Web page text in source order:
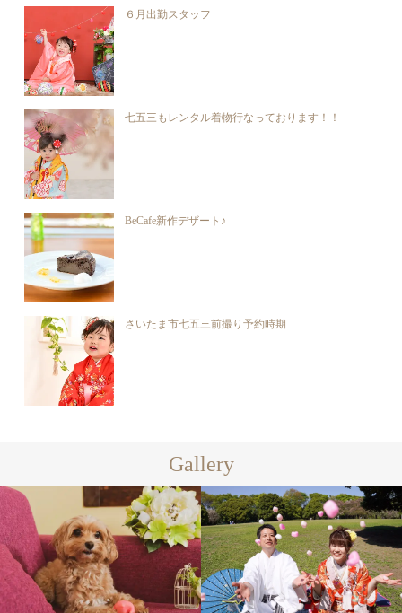
６月出勤スタッフ
七五三もレンタル着物行なっております！！
BeCafe新作デザート♪
さいたま市七五三前撮り予約時期
Gallery